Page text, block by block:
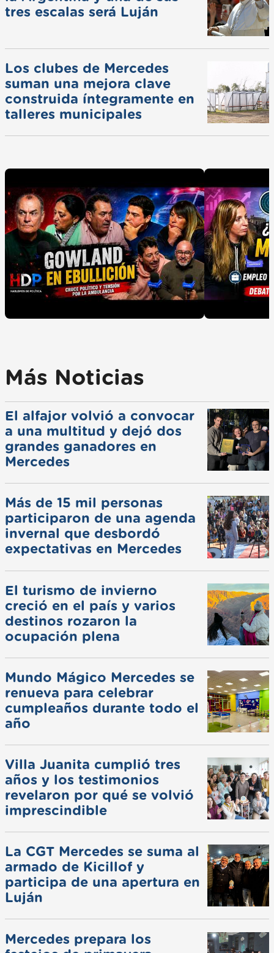
tres escalas será Luján
Los clubes de Mercedes
suman una mejora clave
construida íntegramente en
talleres municipales
Más Noticias
El alfajor volvió a convocar
a una multitud y dejó dos
grandes ganadores en
Mercedes
Más de 15 mil personas
participaron de una agenda
invernal que desbordó
expectativas en Mercedes
El turismo de invierno
creció en el país y varios
destinos rozaron la
ocupación plena
Mundo Mágico Mercedes se
renueva para celebrar
cumpleaños durante todo el
año
Villa Juanita cumplió tres
años y los testimonios
revelaron por qué se volvió
imprescindible
La CGT Mercedes se suma al
armado de Kicillof y
participa de una apertura en
Luján
Mercedes prepara los